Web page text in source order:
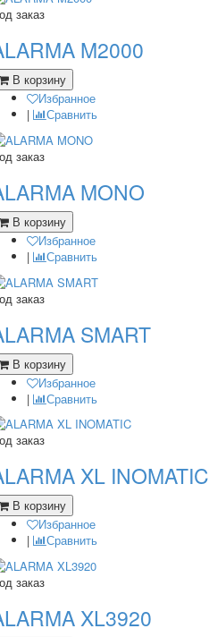
заказ
M2000
В корзину
Избранное
|
Сравнить
заказ
MONO
В корзину
Избранное
|
Сравнить
заказ
SMART
В корзину
Избранное
|
Сравнить
заказ
XL INOMATIC
В корзину
Избранное
|
Сравнить
заказ
XL3920